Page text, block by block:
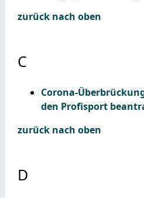
zurück nach oben
C
Corona-
den Profisport
zurück nach oben
D